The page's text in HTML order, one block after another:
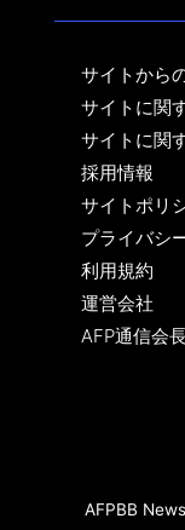
サイトから
サイトに関
サイトに関
採用情報
サイトポリ
プライバシ
利用規約
運営会社
AFP通信会
AFPBB